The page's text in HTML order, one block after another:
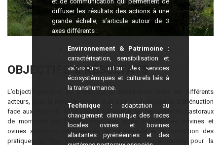
diffuser les résultats des actions à une
grande échelle, s’articule autour de 3
axes différents :
Environnement & Patrimoine :
caractérisation, sensibilisation et
valorisation autour des services
écosystémiques et culturels liés à
la transhumance.
Technique : adaptation au
changement climatique des races
locales ovines et bovines
allaitantes pyrénéennes et des
OBJECTIFS & RÉSULTATS
L’objectif principal du projet est la coopération entre les différents
acteurs, pour la mise en oeuvre d'un plan d'adaptation et d'atténuation
face aux effets du changement climatique sur les systèmes pastoraux
de montagne par l'amélioration des races autochtones bovines et
ovines allaitantes pyrénéennes, la sauvegarde et la promotion des
pratiques et des traditions associés à la transhumance pour la